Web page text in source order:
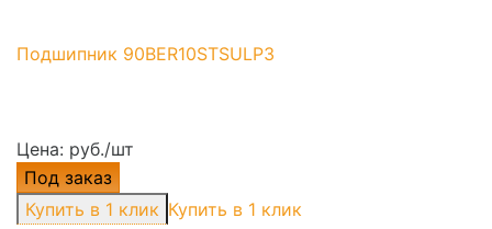
Подшипник 90BER10STSULP3
Цена: руб./шт
Под заказ
Купить в 1 клик